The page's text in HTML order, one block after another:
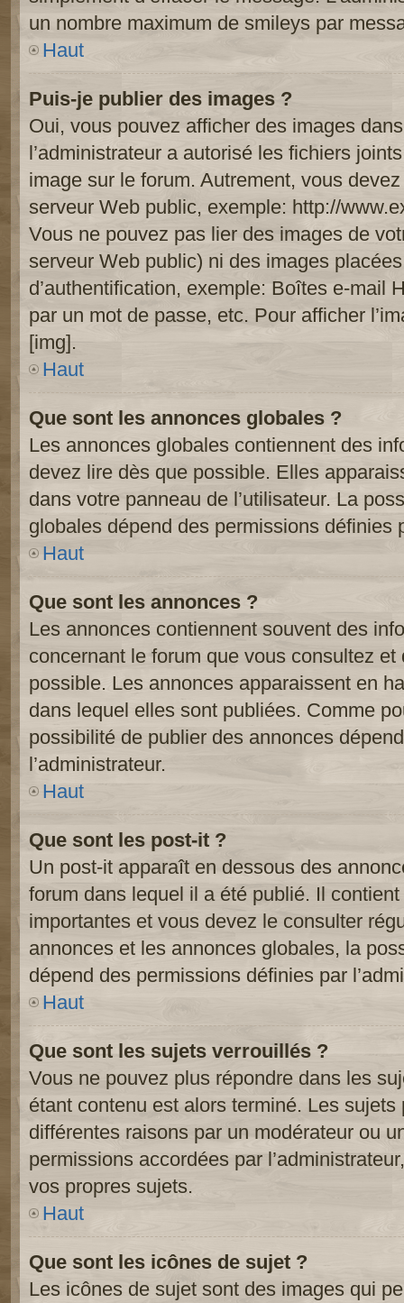
un nombre maximum de smileys par
Haut
Puis-je publier des images ?
Oui, vous pouvez afficher des images
l’administrateur a autorisé les fichiers
image sur le forum. Autrement, vous
serveur Web public, exemple: http://
Vous ne pouvez pas lier des images de
serveur Web public) ni des images
d’authentification, exemple: Boîtes e-mail
par un mot de passe, etc. Pour afficher
[img].
Haut
Que sont les annonces globales ?
Les annonces globales contiennent des
devez lire dès que possible. Elles
dans votre panneau de l’utilisateur. La
globales dépend des permissions définies
Haut
Que sont les annonces ?
Les annonces contiennent souvent des
concernant le forum que vous consultez
possible. Les annonces apparaissent en
dans lequel elles sont publiées. Comme
possibilité de publier des annonces
l’administrateur.
Haut
Que sont les post-it ?
Un post-it apparaît en dessous des
forum dans lequel il a été publié. Il
importantes et vous devez le consulter
annonces et les annonces globales, la
dépend des permissions définies par
Haut
Que sont les sujets verrouillés ?
Vous ne pouvez plus répondre dans les
étant contenu est alors terminé. Les
différentes raisons par un modérateur ou
permissions accordées par
vos propres sujets.
Haut
Que sont les icônes de sujet ?
Les icônes de sujet sont des images qui